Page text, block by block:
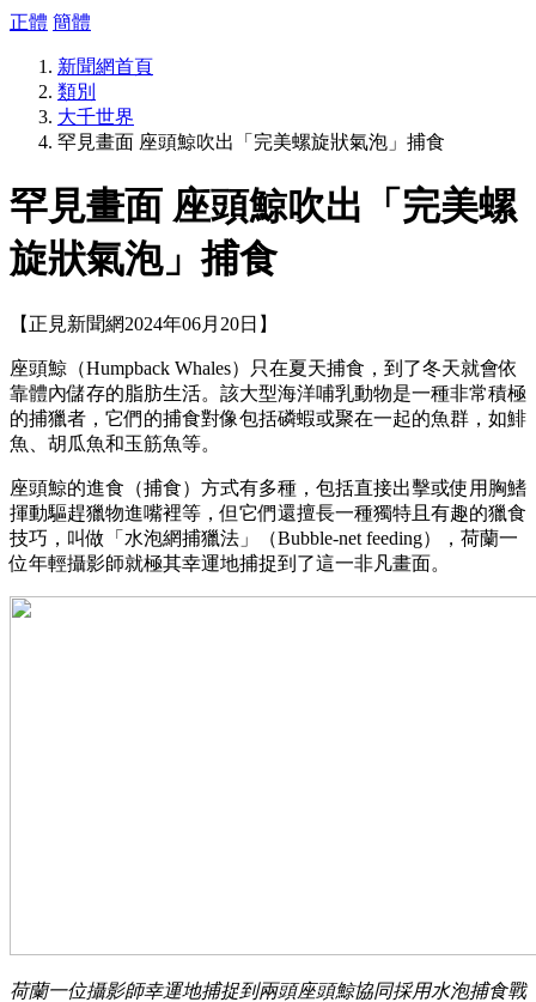
正體 簡體
新聞網首頁
類別
大千世界
罕見畫面 座頭鯨吹出「完美螺旋狀氣泡」捕食
罕見畫面 座頭鯨吹出「完美螺
旋狀氣泡」捕食
【正見新聞網2024年06月20日】
座頭鯨（Humpback Whales）只在夏天捕食，到了冬天就會依
靠體內儲存的脂肪生活。該大型海洋哺乳動物是一種非常積極
的捕獵者，它們的捕食對像包括磷蝦或聚在一起的魚群，如鯡
魚、胡瓜魚和玉筋魚等。
座頭鯨的進食（捕食）方式有多種，包括直接出擊或使用胸鰭
揮動驅趕獵物進嘴裡等，但它們還擅長一種獨特且有趣的獵食
技巧，叫做「水泡網捕獵法」（Bubble-net feeding），荷蘭一
位年輕攝影師就極其幸運地捕捉到了這一非凡畫面。
荷蘭一位攝影師幸運地捕捉到兩頭座頭鯨協同採用水泡捕食戰